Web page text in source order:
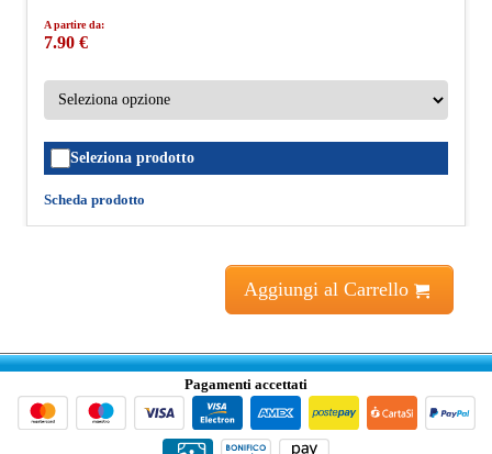
A partire da:
7.90 €
Seleziona prodotto
Scheda prodotto
Aggiungi al Carrello
Pagamenti accettati